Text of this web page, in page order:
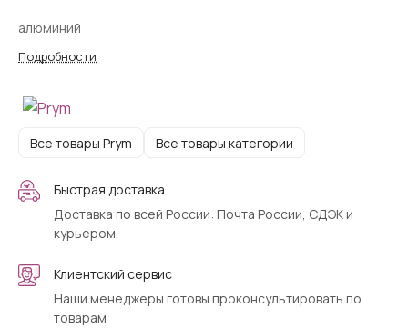
алюминий
Подробности
Все товары Prym Все товары категории
Быстрая доставка
Доставка по всей России: Почта России, СДЭК и
курьером.
Клиентский сервис
Наши менеджеры готовы проконсультировать по
товарам